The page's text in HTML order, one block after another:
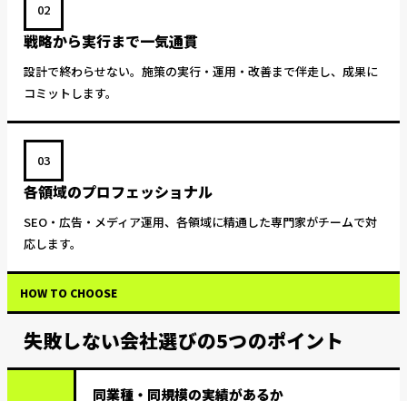
02
戦略から実行まで一気通貫
設計で終わらせない。施策の実行・運用・改善まで伴走し、成果に
コミットします。
03
各領域のプロフェッショナル
SEO・広告・メディア運用、各領域に精通した専門家がチームで対
応します。
HOW TO CHOOSE
失敗しない会社選びの5つのポイント
同業種・同規模の実績があるか